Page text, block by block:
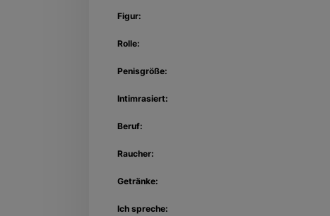
Figur:
Rolle:
Penisgröße:
Intimrasiert:
Beruf:
Raucher:
Getränke:
Ich spreche: